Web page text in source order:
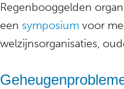
Regenbooggelden
een symposium voor
welzijnsorganisaties,